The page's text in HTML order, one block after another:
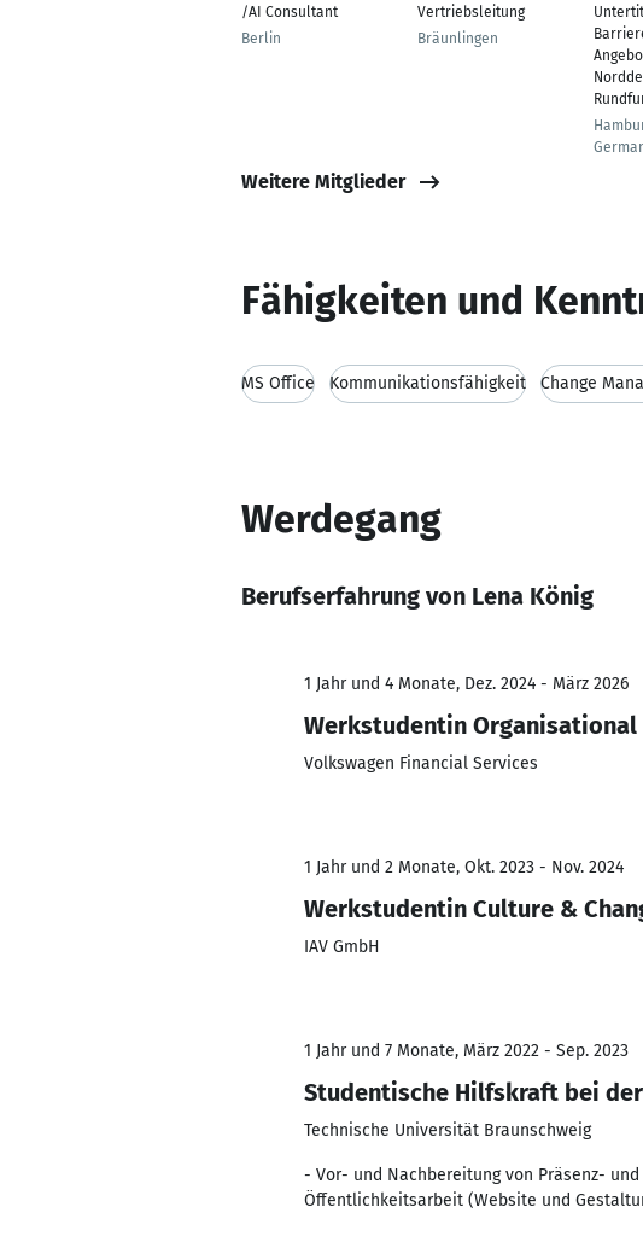
/AI Consultant
Berlin
Vertriebsleitung
Bräunlingen
Weitere Mitglieder
Fähigkeiten und
MS Office Kommunikationsfähigkeit Change
Werdegang
Berufserfahrung von Lena König
1 Jahr und 4 Monate, Dez. 2024 - März 2026
Werkstudentin
Volkswagen Financial Services
1 Jahr und 2 Monate, Okt. 2023 - Nov. 2024
Werkstudentin Culture &
IAV GmbH
1 Jahr und 7 Monate, März 2022 - Sep. 2023
Studentische Hilfskraft bei
Technische Universität Braunschweig
- Vor- und Nachbereitung von Präsenz-
Öffentlichkeitsarbeit (Website und